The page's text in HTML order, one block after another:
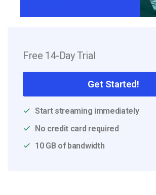
Free 14-Day Trial
Get Started!
Start streaming immediately
No credit card required
10 GB of bandwidth